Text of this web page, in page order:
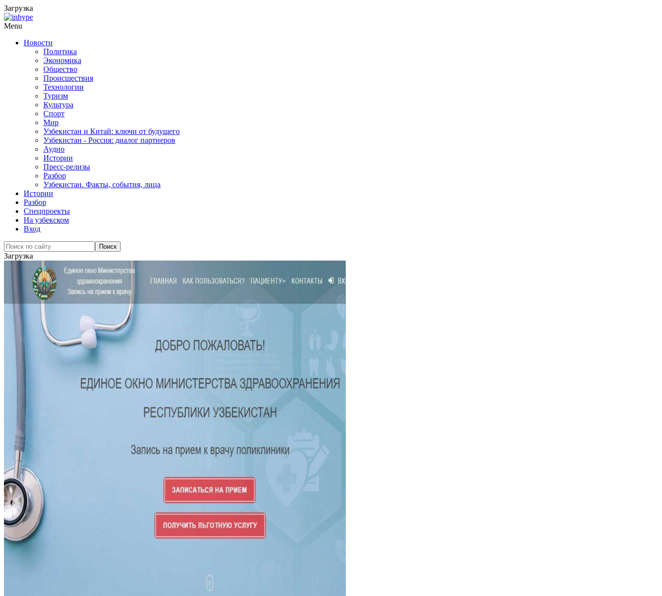
Загрузка
Menu
Новости
Политика
Экономика
Общество
Происшествия
Технологии
Туризм
Культура
Спорт
Мир
Узбекистан и Китай: ключи от будущего
Узбекистан - Россия: диалог партнеров
Аудио
Истории
Пресс-релизы
Разбор
Узбекистан. Факты, события, лица
Истории
Разбор
Спецпроекты
На узбекском
Вход
Загрузка